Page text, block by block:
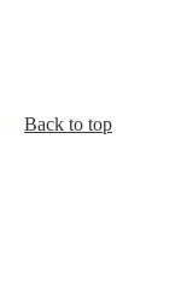
Back to top